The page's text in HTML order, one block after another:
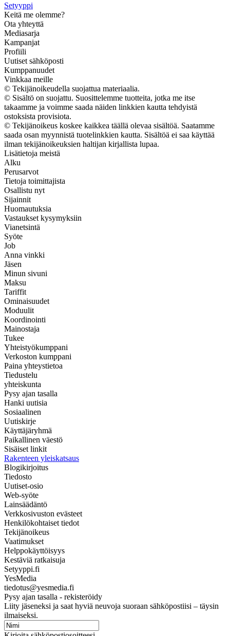
Setyyppi
Keitä me olemme?
Ota yhteyttä
Mediasarja
Kampanjat
Profiili
Uutiset sähköposti
Kumppanuudet
Vinkkaa meille
© Tekijänoikeudella suojattua materiaalia.
© Sisältö on suojattu. Suosittelemme tuotteita, jotka me itse
takaamme ja voimme saada näiden linkkien kautta tehdyistä
ostoksista provisiota.
© Tekijänoikeus koskee kaikkea täällä olevaa sisältöä. Saatamme
saada osan myynnistä tuotelinkkien kautta. Sisältöä ei saa käyttää
ilman tekijänoikeuksien haltijan kirjallista lupaa.
Lisätietoja meistä
Alku
Perusarvot
Tietoja toimittajista
Osallistu nyt
Sijainnit
Huomautuksia
Vastaukset kysymyksiin
Vianetsintä
Syöte
Job
Anna vinkki
Jäsen
Minun sivuni
Maksu
Tariffit
Ominaisuudet
Moduulit
Koordinointi
Mainostaja
Tukee
Yhteistyökumppani
Verkoston kumppani
Paina yhteystietoa
Tiedustelu
yhteiskunta
Pysy ajan tasalla
Hanki uutisia
Sosiaalinen
Uutiskirje
Käyttäjäryhmä
Paikallinen väestö
Sisäiset linkit
Rakenteen yleiskatsaus
Blogikirjoitus
Tiedosto
Uutiset-osio
Web-syöte
Lainsäädäntö
Verkkosivuston evästeet
Henkilökohtaiset tiedot
Tekijänoikeus
Vaatimukset
Helppokäyttöisyys
Kestäviä ratkaisuja
Setyyppi.fi
YesMedia
tiedotus@yesmedia.fi
Pysy ajan tasalla - rekisteröidy
Liity jäseneksi ja saat hyviä neuvoja suoraan sähköpostiisi – täysin
ilmaiseksi.